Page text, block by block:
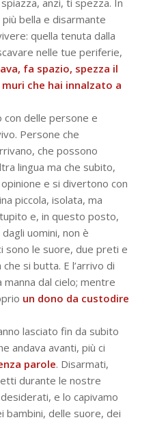
anzi, ti spezza. In
bella e disarmante
quella tenuta dalla
nelle tue periferie,
fa spazio, spezza il
che hai innalzato a
con delle persone e
Persone che
che possono
lingua ma che subito,
e si divertono con
piccola, isolata, ma
e, in questo posto,
uomini, non è
sono le suore, due preti e
si butta. E l’arrivo di
dal cielo; mentre
un dono da custodire
lasciato fin da subito
andava avanti, più ci
parole. Disarmati,
durante le nostre
e lo capivamo
bambini, delle suore, dei